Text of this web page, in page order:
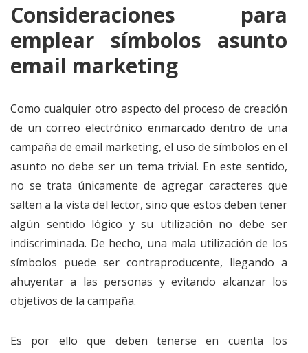
Consideraciones para
emplear símbolos asunto
email marketing
Como cualquier otro aspecto del proceso de creación
de un correo electrónico enmarcado dentro de una
campaña de email marketing, el uso de símbolos en el
asunto no debe ser un tema trivial. En este sentido,
no se trata únicamente de agregar caracteres que
salten a la vista del lector, sino que estos deben tener
algún sentido lógico y su utilización no debe ser
indiscriminada. De hecho, una mala utilización de los
símbolos puede ser contraproducente, llegando a
ahuyentar a las personas y evitando alcanzar los
objetivos de la campaña.
Es por ello que deben tenerse en cuenta los